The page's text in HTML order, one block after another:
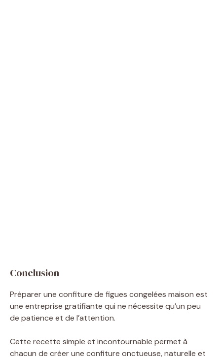
Conclusion
Préparer une confiture de figues congelées maison est
une entreprise gratifiante qui ne nécessite qu’un peu
de patience et de l’attention.
Cette recette simple et incontournable permet à
chacun de créer une confiture onctueuse, naturelle et